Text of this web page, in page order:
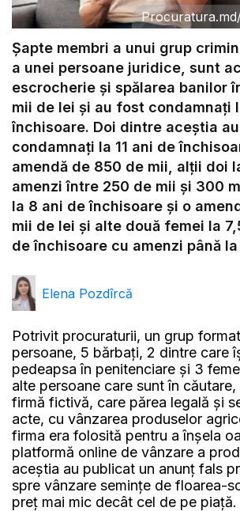
Procuratura.md
Șapte membri a unui grup
a unei persoane juridice, sunt
escrocherie și spălarea banilor
mii de lei și au fost condamnați
închisoare. Doi dintre aceștia
condamnați la 11 ani de
amendă de 850 de mii, alții doi
amenzi între 250 de mii și 300
la 8 ani de închisoare și o
mii de lei și alte două femei la
de închisoare cu amenzi până
Elena Pozdîrcă
Potrivit procuraturii, un grup
persoane, 5 bărbați, 2 dintre care
pedeapsa în penitenciare și 3
alte persoane care sunt în
firmă fictivă, care părea legală și
acte, cu vânzarea produselor
firma era folosită pentru a înșela
platformă online de vânzare a
aceștia au publicat un anunț fals
spre vânzare semințe de floarea-
preț mai mic decât cel de pe piață.